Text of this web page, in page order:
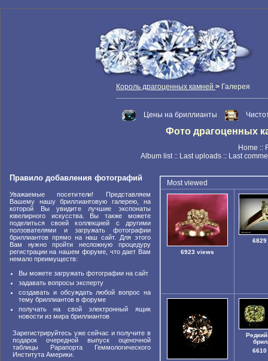
Король драгоценных камней > Галерея
Цены на бриллианты
Фото драгоценных
Home ::
Album list:: Last uploads :: Last
Правило добавления фотографий
Уважаемые посетители! Представляем
Вашему нашу бриллиантовую галерею, на
которой Вы увидите лучшие экспонаты
ювелирного искусства. Вы также можете
поделиться своей коллекцией с другими
ползователями и загружать фотографии
бриллиантов прямо на наш сайт. Для этого
Вам нужно пройти несложную процедуру
регистрации на нашем форуме, что дает Вам
немало преимуществ:
Вы можете загружать фотографии на сайт
задавать вопросы эксперту
создавать и обсуждать любой вопрос на
тему бриллиантов в форуме
получать на свой электронный ящик
новости из мира бриллиантов
Зарегистрируйтесь уже сейчас и получите в
подарок очередной выпуск оценочной
таблицы Рарапорта Геммологического
Института Америки.
Most viewed
6923 views